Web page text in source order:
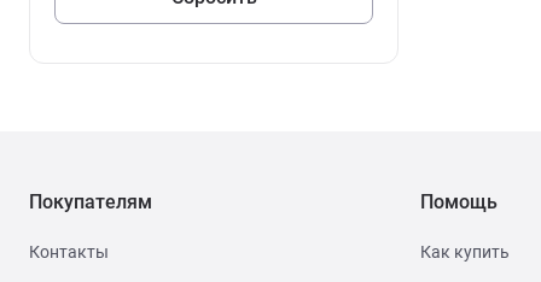
Покупателям
Контакты
Помощь
Как купить